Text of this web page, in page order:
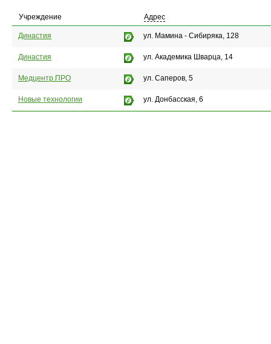
Учреждение Адрес
Династия ул. Мамина - Сибиряка, 128
Династия ул. Академика Шварца, 14
Медцентр.ПРО ул. Саперов, 5
Новые технологии ул. Донбасская, 6